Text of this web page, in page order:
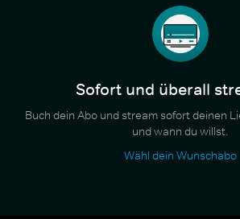
Sofort und überall
Buch dein Abo und stream sofort deinen
und wann du willst.
Wähl dein Wunschabo